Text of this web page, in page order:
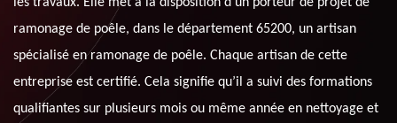
les travaux. Elle met à la disposition d’un porteur de projet de
ramonage de poêle, dans le département 65200, un artisan
spécialisé en ramonage de poêle. Chaque artisan de cette
entreprise est certifié. Cela signifie qu’il a suivi des formations
qualifiantes sur plusieurs mois ou même année en nettoyage et